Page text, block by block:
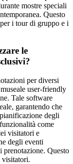
mostre speciali
Questo
i tour di gruppo e i
le
per diversi
user-friendly
Tale software
garantendo che
degli
come
visitatori e
degli eventi
prenotazione. Questo
visitatori.